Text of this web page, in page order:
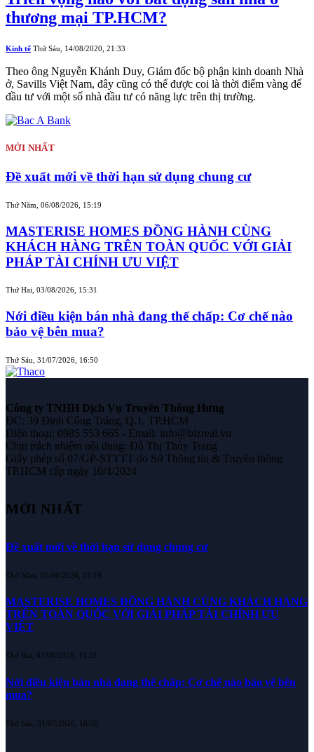
thương mại TP.HCM?
Kinh tế Thứ Sáu, 14/08/2020, 21:33
Theo ông Nguyễn Khánh Duy, Giám đốc bộ phận kinh doanh Nhà
ở, Savills Việt Nam, đây cũng có thể được coi là thời điểm vàng để
đầu tư với một số nhà đầu tư có năng lực trên thị trường.
MỚI NHẤT
Đề xuất mới về thời hạn sử dụng chung cư
Thứ Năm, 06/08/2026, 15:19
MASTERISE HOMES ĐỒNG HÀNH CÙNG
KHÁCH HÀNG TRÊN TOÀN QUỐC VỚI GIẢI
PHÁP TÀI CHÍNH ƯU VIỆT
Thứ Hai, 03/08/2026, 15:31
Nới điều kiện bán nhà đang thế chấp: Cơ chế nào
bảo vệ bên mua?
Thứ Sáu, 31/07/2026, 16:50
Công ty TNHH Dịch Vụ Truyền Thông Hưng
ĐC: 39 Đinh Công Tráng, Q.1, TP.HCM
Điện thoại: 0985 553 665 - Email: info@bizreal.vn
Chịu trách nhiệm nội dung: Đỗ Thị Thùy Trang
Giấy phép số 07/GP-STTTT do Sở Thông tin & Truyền thông
TP.HCM cấp ngày 10/4/2024
MỚI NHẤT
Đề xuất mới về thời hạn sử dụng chung cư
Thứ Năm, 06/08/2026, 15:19
MASTERISE HOMES ĐỒNG HÀNH CÙNG KHÁCH HÀNG
TRÊN TOÀN QUỐC VỚI GIẢI PHÁP TÀI CHÍNH ƯU
VIỆT
Thứ Hai, 03/08/2026, 15:31
Nới điều kiện bán nhà đang thế chấp: Cơ chế nào bảo vệ bên
mua?
Thứ Sáu, 31/07/2026, 16:50